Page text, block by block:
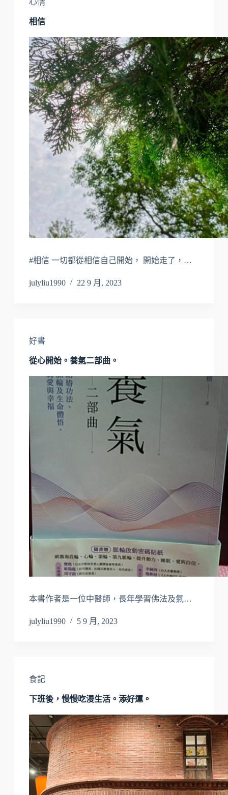
心情
相信
#相信 一切都從相信自己開始， 開始走了，…
julyliu1990 22 9 月, 2023
好書
從心開始。養氣二部曲。
本書作者是一位中醫師，長年學習佛法及氣…
julyliu1990 5 9 月, 2023
食記
下班後，慢慢吃漫生活。添好運。